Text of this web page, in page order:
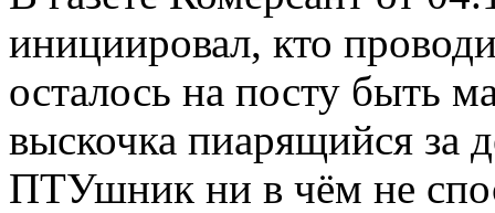
инициировал, кто
осталось на посту быть
выскочка пиарящийся за
ПТУшник ни в чём не